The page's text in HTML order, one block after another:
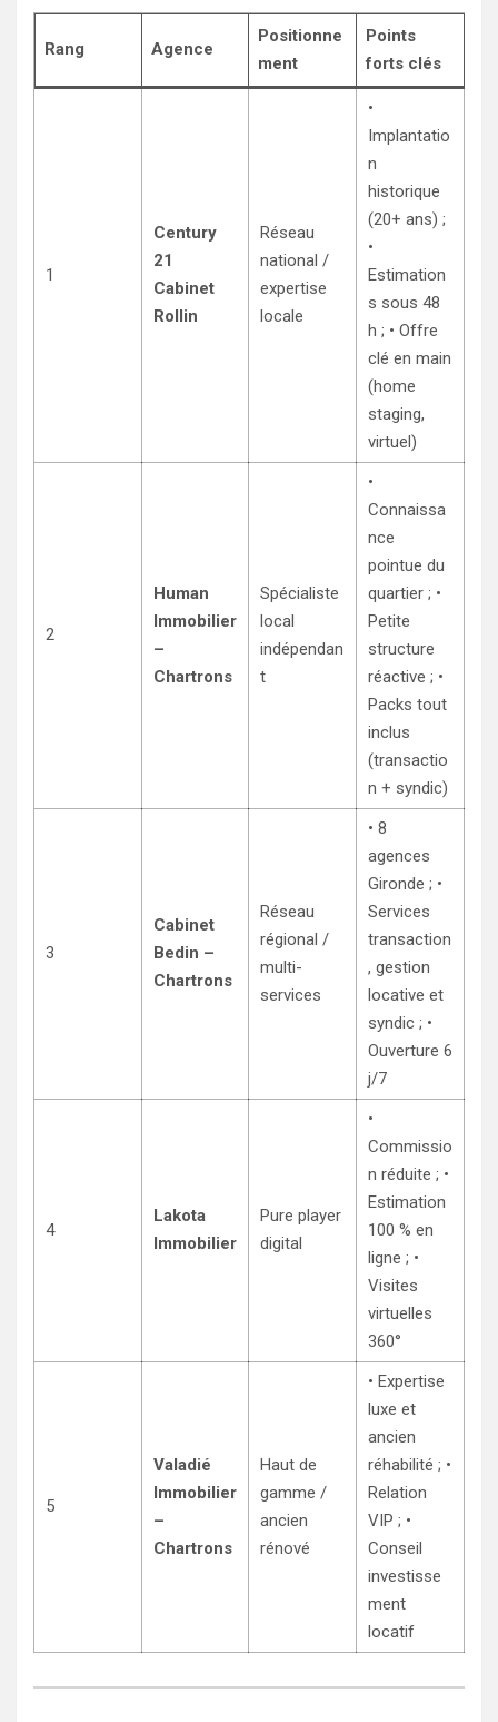
Rang Agence
Positionne
ment
Points
forts clés
1
Century
21
Cabinet
Rollin
Réseau
national /
expertise
locale
•
Implantatio
n
historique
(20+ ans) ;
•
Estimation
s sous 48
h ; • Offre
clé en main
(home
staging,
virtuel)
2
Human
Immobilier
–
Chartrons
Spécialiste
local
indépendan
t
•
Connaissa
nce
pointue du
quartier ; •
Petite
structure
réactive ; •
Packs tout
inclus
(transactio
n + syndic)
3
Cabinet
Bedin –
Chartrons
Réseau
régional /
multi-
services
• 8
agences
Gironde ; •
Services
transaction
, gestion
locative et
syndic ; •
Ouverture 6
j/7
4
Lakota
Immobilier
Pure player
digital
•
Commissio
n réduite ; •
Estimation
100 % en
ligne ; •
Visites
virtuelles
360°
5
Valadié
Immobilier
–
Chartrons
Haut de
gamme /
ancien
rénové
• Expertise
luxe et
ancien
réhabilité ; •
Relation
VIP ; •
Conseil
investisse
ment
locatif